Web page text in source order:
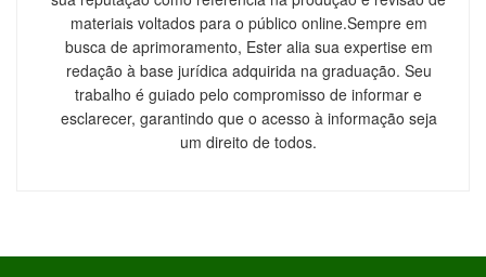
materiais voltados para o público online.Sempre em
busca de aprimoramento, Ester alia sua expertise em
redação à base jurídica adquirida na graduação. Seu
trabalho é guiado pelo compromisso de informar e
esclarecer, garantindo que o acesso à informação seja
um direito de todos.